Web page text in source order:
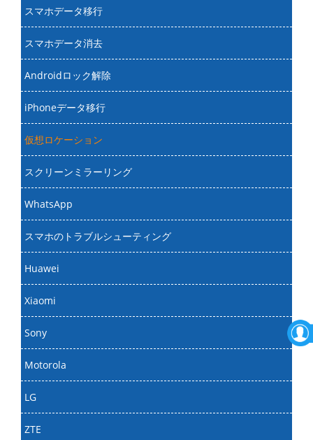
スマホデータ移行
スマホデータ消去
Androidロック解除
iPhoneデータ移行
仮想ロケーション
スクリーンミラーリング
WhatsApp
スマホのトラブルシューティング
Huawei
Xiaomi
Sony
Motorola
LG
ZTE